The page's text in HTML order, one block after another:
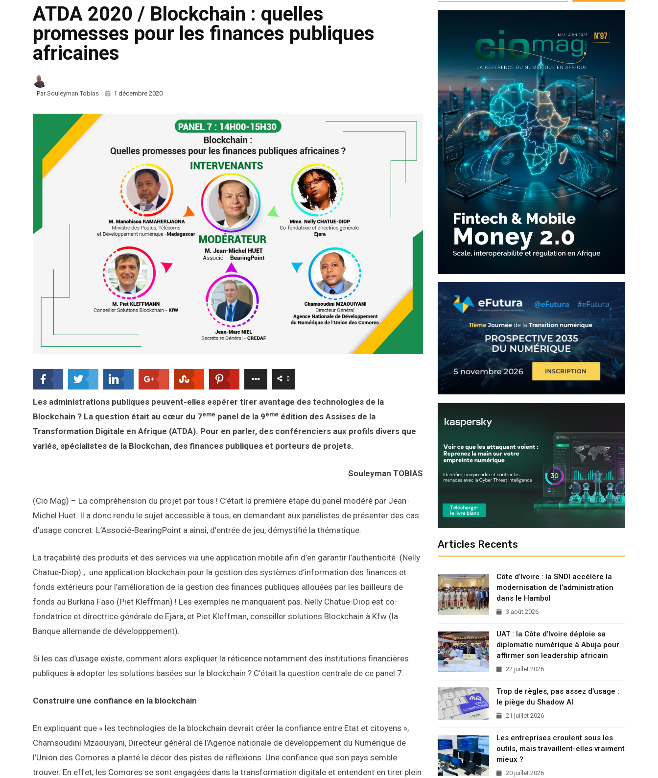
ATDA 2020 / Blockchain : quelles
promesses pour les finances publiques
africaines
ParSouleyman Tobias 1 décembre 2020
0
Les administrations publiques peuvent-elles espérer tirer avantage des technologies de la
Blockchain ? La question était au cœur du 7ème panel de la 9ème édition des Assises de la
Transformation Digitale en Afrique (ATDA). Pour en parler, des conférenciers aux profils divers que
variés, spécialistes de la Blockchan, des finances publiques et porteurs de projets.
Souleyman TOBIAS
(Cio Mag) – La compréhension du projet par tous ! C’était la première étape du panel modéré par Jean-
Michel Huet. Il a donc rendu le sujet accessible à tous, en demandant aux panélistes de présenter des cas
d’usage concret. L’Associé-BearingPoint a ainsi, d’entrée de jeu, démystifié la thématique.
La traçabilité des produits et des services via une application mobile afin d’en garantir l’authenticité (Nelly
Chatue-Diop) ; une application blockchain pour la gestion des systèmes d’information des finances et
fonds extérieurs pour l’amélioration de la gestion des finances publiques allouées par les bailleurs de
fonds au Burkina Faso (Piet Kleffman) ! Les exemples ne manquaient pas. Nelly Chatue-Diop est co-
fondatrice et directrice générale de Ejara, et Piet Kleffman, conseiller solutions Blockchain à Kfw (la
Banque allemande de développpement).
Si les cas d’usage existe, comment alors expliquer la réticence notamment des institutions financières
publiques à adopter les solutions basées sur la blockchain ? C’était la question centrale de ce panel 7.
Construire une confiance en la blockchain
En expliquant que « les technologies de la blockchain devrait créer la confiance entre Etat et citoyens »,
Chamsoudini Mzaouiyani, Directeur général de l’Agence nationale de développement du Numérique de
l’Union des Comores a planté le décor des pistes de réflexions. Une confiance que son pays semble
trouver. En effet, les Comores se sont engagées dans la transformation digitale et entendent en tirer plein
Articles Recents
Côte d’Ivoire : la SNDI accélère la
modernisation de l’administration
dans le Hambol
3 août 2026
UAT : la Côte d’Ivoire déploie sa
diplomatie numérique à Abuja pour
affirmer son leadership africain
22 juillet 2026
Trop de règles, pas assez d’usage :
le piège du Shadow AI
21 juillet 2026
Les entreprises croulent sous les
outils, mais travaillent-elles vraiment
mieux ?
20 juillet 2026